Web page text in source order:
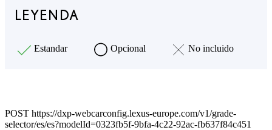
LEYENDA
Estandar Opcional No incluido
POST https://dxp-webcarconfig.lexus-europe.com/v1/grade-
selector/es/es?modelId=0323fb5f-9bfa-4c22-92ac-fb637f84c451